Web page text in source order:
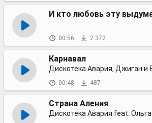
И кто любовь эту
00:56 2 372
Карнавал
00:48 487
Страна Аления
Дискотека Авария feat. Ольга